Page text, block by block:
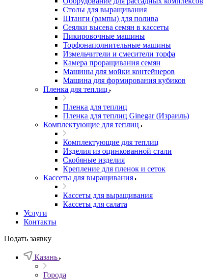
Столы для выращивания
Штанги (рампы) для полива
Сеялки высева семян в кассеты
Пикировочные машины
Торфонаполнительные машины
Измельчители и смесители торфа
Камера проращивания семян
Машины для мойки контейнеров
Машина для формирования кубиков
Пленка для теплиц
Пленка для теплиц
Пленка для теплиц Ginegar (Израиль)
Комплектующие для теплиц
Комплектующие для теплиц
Изделия из оцинкованной стали
Скобяные изделия
Крепление для пленок и сеток
Кассеты для выращивания
Кассеты для выращивания
Кассеты для салата
Услуги
Контакты
Подать заявку
Казань
Города